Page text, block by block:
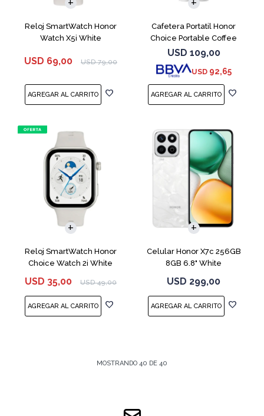
Reloj SmartWatch Honor
Watch X5i White
USD 69,00 USD 79,00
Cafetera Portatil Honor
Choice Portable Coffee
Machine White
USD 109,00
USD 92,65
Reloj SmartWatch Honor
Choice Watch 2i White
USD 35,00 USD 49,00
Celular Honor X7c 256GB
8GB 6.8" White
USD 299,00
COMPARAR
MOSTRANDO 40 DE 40